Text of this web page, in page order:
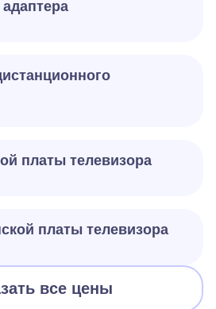
платы телевизора
платы телевизора
все цены